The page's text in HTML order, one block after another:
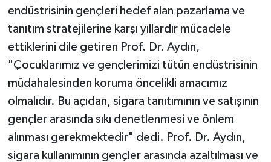
endüstrisinin gençleri hedef alan pazarlama ve
tanıtım stratejilerine karşı yıllardır mücadele
ettiklerini dile getiren Prof. Dr. Aydın,
"Çocuklarımız ve gençlerimizi tütün endüstrisinin
müdahalesinden koruma öncelikli amacımız
olmalıdır. Bu açıdan, sigara tanıtımının ve satışının
gençler arasında sıkı denetlenmesi ve önlem
alınması gerekmektedir" dedi. Prof. Dr. Aydın,
sigara kullanımının gençler arasında azaltılması ve